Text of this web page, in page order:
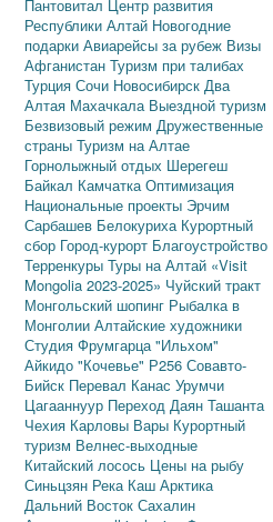
Пантовитал Центр развития
Республики Алтай Новогодние
подарки Авиарейсы за рубеж Визы
Афганистан Туризм при талибах
Турция Сочи Новосибирск Два
Алтая Махачкала Выездной туризм
Безвизовый режим Дружественные
страны Туризм на Алтае
Горнолыжный отдых Шерегеш
Байкал КамчаткаОптимизация
Национальные проекты Эрчим
Сарбашев Белокуриха Курортный
сбор Город-курорт Благоустройство
Терренкуры Туры на Алтай «Visit
Mongolia 2023-2025» Чуйский тракт
Монгольский шопинг Рыбалка в
Монголии Алтайские художники
Студия Фрумгарца"Ильхом"
Айкидо "Кочевье" Р256 Совавто-
Бийск Перевал Канас Урумчи
Цагааннуур Переход Даян Ташанта
Чехия Карловы Вары Курортный
туризм Велнес-выходные
Китайский лосось Цены на рыбу
Синьцзян Река Каш Арктика
Дальний Восток Сахалин